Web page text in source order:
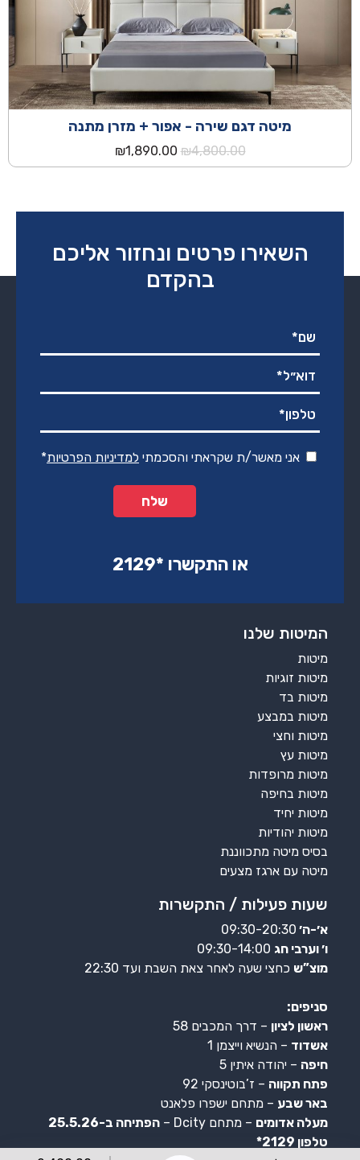
מיטה דגם שירה - אפור + מזרן מתנה
₪4,800.00
המחיר
המקורי
₪1,890.00
הנוכחי
השאירו פרטים ונחזור אליכם
בהקדם
אני מאשר/ת שקראתי והסכמתי למדיניות הפרטיות*
או התקשרו ‏*2129‏
המיטות שלנו
מיטות
מיטות זוגיות
מיטות בד
מיטות במבצע
מיטות וחצי
מיטות עץ
מיטות מרופדות
מיטות בחיפה
מיטות יחיד
מיטות יהודיות
בסיס מיטה מתכווננת
מיטה עם ארגז מצעים
שעות פעילות / התקשרות
א׳-ה׳ 09:30-20:30
ו׳ וערבי חג
מוצ”ש כחצי שעה לאחר צאת השבת ועד 22:30
סניפים:
ראשון לציון – דרך המכבים 58
אשדוד – הנשיא וייצמן 1
חיפה – יהודה איתין 5
פתח תקווה – ז’בוטינסקי 92
באר שבע – מתחם ישפרו פלאנט
מעלה אדומים – מתחם Dcity –
הפתיחה ב-25.5.26
טלפון 2129*